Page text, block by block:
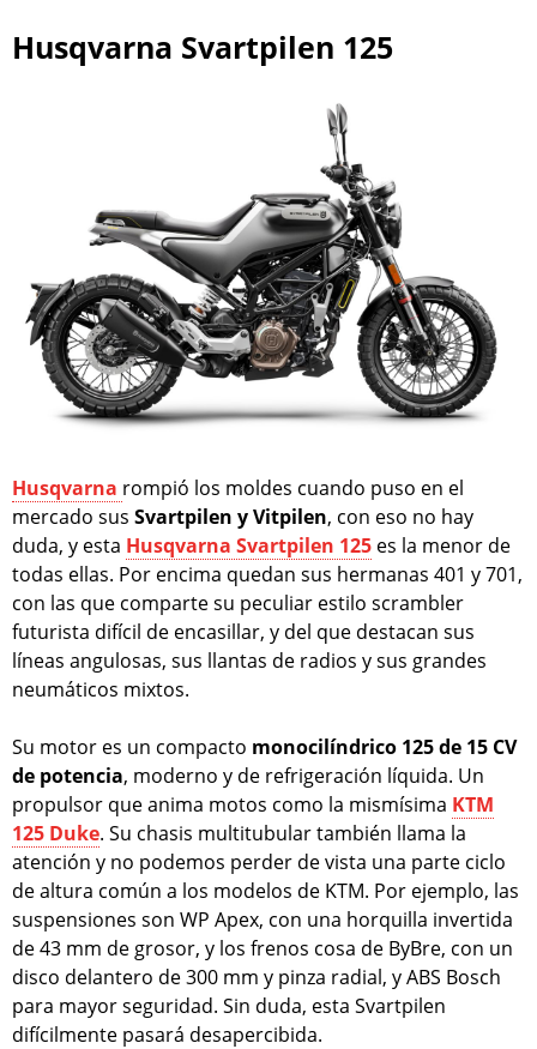
Husqvarna Svartpilen 125
Husqvarna rompió los moldes cuando puso en el
mercado sus Svartpilen y Vitpilen, con eso no hay
duda, y esta Husqvarna Svartpilen 125 es la menor de
todas ellas. Por encima quedan sus hermanas 401 y 701,
con las que comparte su peculiar estilo scrambler
futurista difícil de encasillar, y del que destacan sus
líneas angulosas, sus llantas de radios y sus grandes
neumáticos mixtos.
Su motor es un compacto monocilíndrico 125 de 15 CV
de potencia, moderno y de refrigeración líquida. Un
propulsor que anima motos como la mismísima KTM
125 Duke. Su chasis multitubular también llama la
atención y no podemos perder de vista una parte ciclo
de altura común a los modelos de KTM. Por ejemplo, las
suspensiones son WP Apex, con una horquilla invertida
de 43 mm de grosor, y los frenos cosa de ByBre, con un
disco delantero de 300 mm y pinza radial, y ABS Bosch
para mayor seguridad. Sin duda, esta Svartpilen
difícilmente pasará desapercibida.